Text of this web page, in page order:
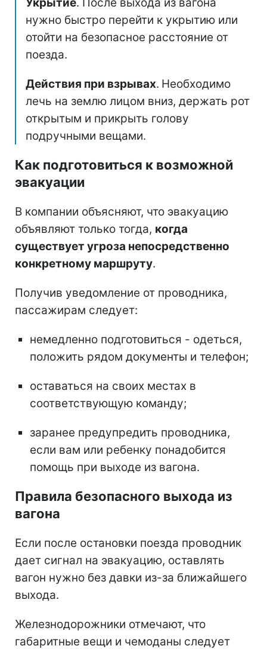
Укрытие. После выхода из вагона
нужно быстро перейти к укрытию или
отойти на безопасное расстояние от
поезда.
Действия при взрывах. Необходимо
лечь на землю лицом вниз, держать рот
открытым и прикрыть голову
подручными вещами.
Как подготовиться к возможной
эвакуации
В компании объясняют, что эвакуацию
объявляют только тогда, когда
существует угроза непосредственно
конкретному маршруту.
Получив уведомление от проводника,
пассажирам следует:
немедленно подготовиться - одеться,
положить рядом документы и телефон;
оставаться на своих местах в
соответствующую команду;
заранее предупредить проводника,
если вам или ребенку понадобится
помощь при выходе из вагона.
Правила безопасного выхода из
вагона
Если после остановки поезда проводник
дает сигнал на эвакуацию, оставлять
вагон нужно без давки из-за ближайшего
выхода.
Железнодорожники отмечают, что
габаритные вещи и чемоданы следует